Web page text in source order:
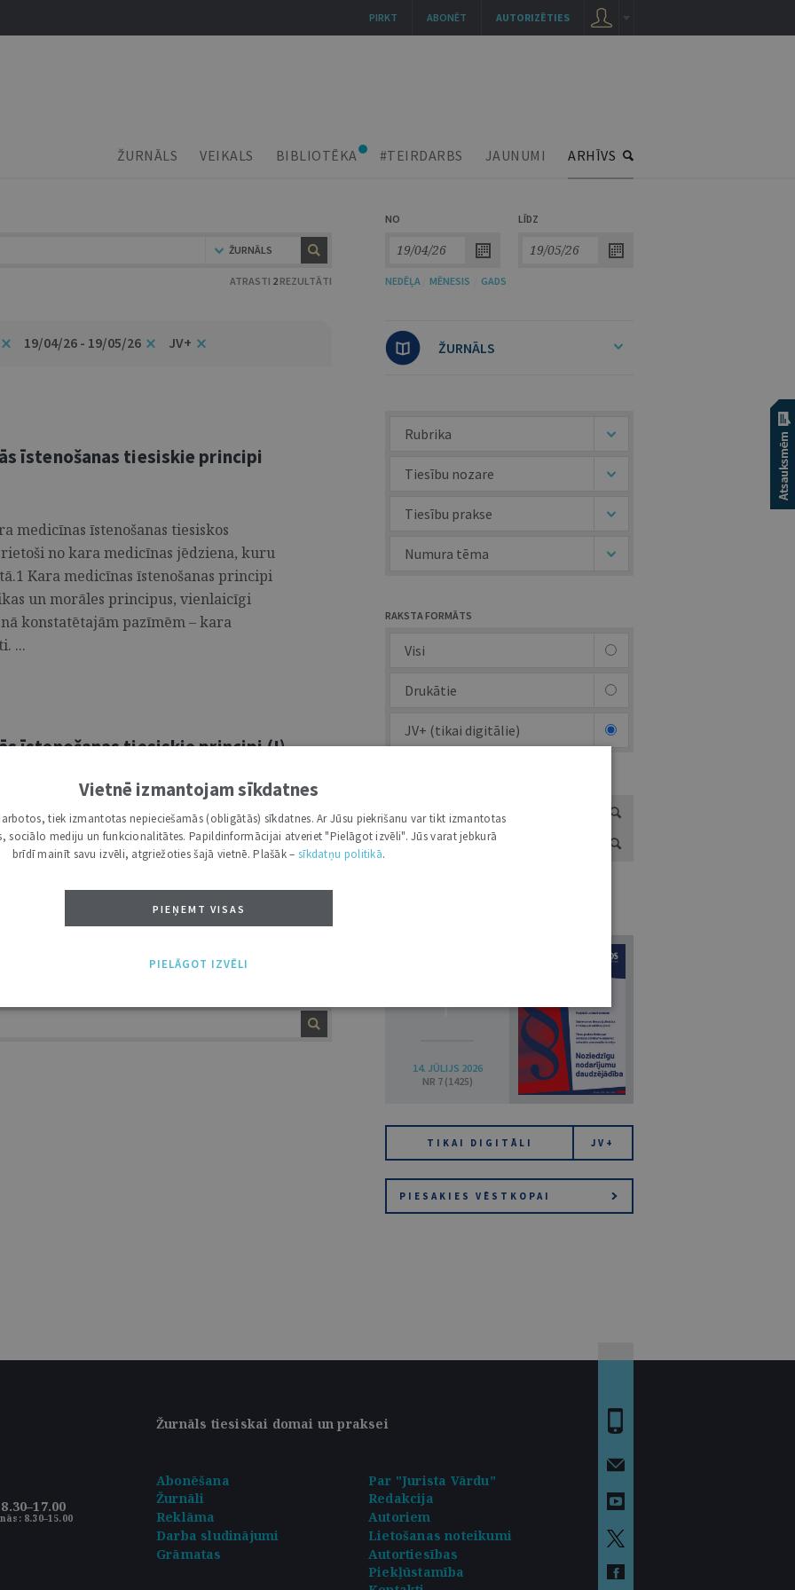
ŽURNĀLS VEIKALS BIBLIOTĒKA #TEIRDARBS JAUNUMI ARHĪVS
ŽURNĀLS
ATRASTI 2 REZULTĀTI
NO LĪDZ
NEDĒĻA MĒNESIS GADS
19/04/26 - 19/05/26 JV+
īstenošanas tiesiskie principi
medicīnas īstenošanas tiesiskos
no kara medicīnas jēdziena, kuru
Kara medicīnas īstenošanas principi
un morāles principus, vienlaicīgi
konstatētajām pazīmēm – kara
...
īstenošanas tiesiskie principi (I)
valstīs un no tās izrietošo
autores ieskatā, kara medicīnas
regulējumā ir kļuvusi ne tikai
un tai jākļūst par sabiedrības
rakstos analizēs gan kara medicīnas
medicīnas īstenošanas tiesiskos
ŽURNĀLS
Rubrika
Tiesību nozare
Tiesību prakse
Numura tēma
RAKSTA FORMĀTS
Visi
Drukātie
JV+ (tikai digitālie)
7
14. JŪLIJS 2026
NR 7 (1425)
TIKAI DIGITĀLI JV+
PIESAKIES VĒSTKOPAI
Žurnāls tiesiskai domai un praksei
8.30–15.00
Abonēšana
Par "Jurista Vārdu"
Žurnāli
Redakcija
Reklāma
Autoriem
Darba sludinājumi
Lietošanas noteikumi
Grāmatas
Autortiesības
Piekļūstamība
AUTORIZĒTIES
ABONĒT
PIRKT
Vietnē izmantojam sīkdatnes
tiek izmantotas nepieciešamās (obligātās) sīkdatnes. Ar Jūsu piekrišanu var tikt izmantotas
sociālo mediju un funkcionalitātes. Papildinformācijai atveriet "Pielāgot izvēli". Jūs varat jebkurā
brīdī mainīt savu izvēli, atgriežoties šajā vietnē. Plašāk – sīkdatņu politikā.
PIEŅEMT VISAS
PIELĀGOT IZVĒLI